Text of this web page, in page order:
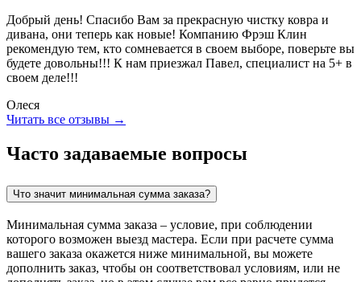
Добрый день! Спасибо Вам за прекрасную чистку ковра и
дивана, они теперь как новые! Компанию Фрэш Клин
рекомендую тем, кто сомневается в своем выборе, поверьте вы
будете довольны!!! К нам приезжал Павел, специалист на 5+ в
своем деле!!!
Олеся
Читать все отзывы →
Часто задаваемые вопросы
Что значит минимальная сумма заказа?
Минимальная сумма заказа – условие, при соблюдении
которого возможен выезд мастера. Если при расчете сумма
вашего заказа окажется ниже минимальной, вы можете
дополнить заказ, чтобы он соответствовал условиям, или не